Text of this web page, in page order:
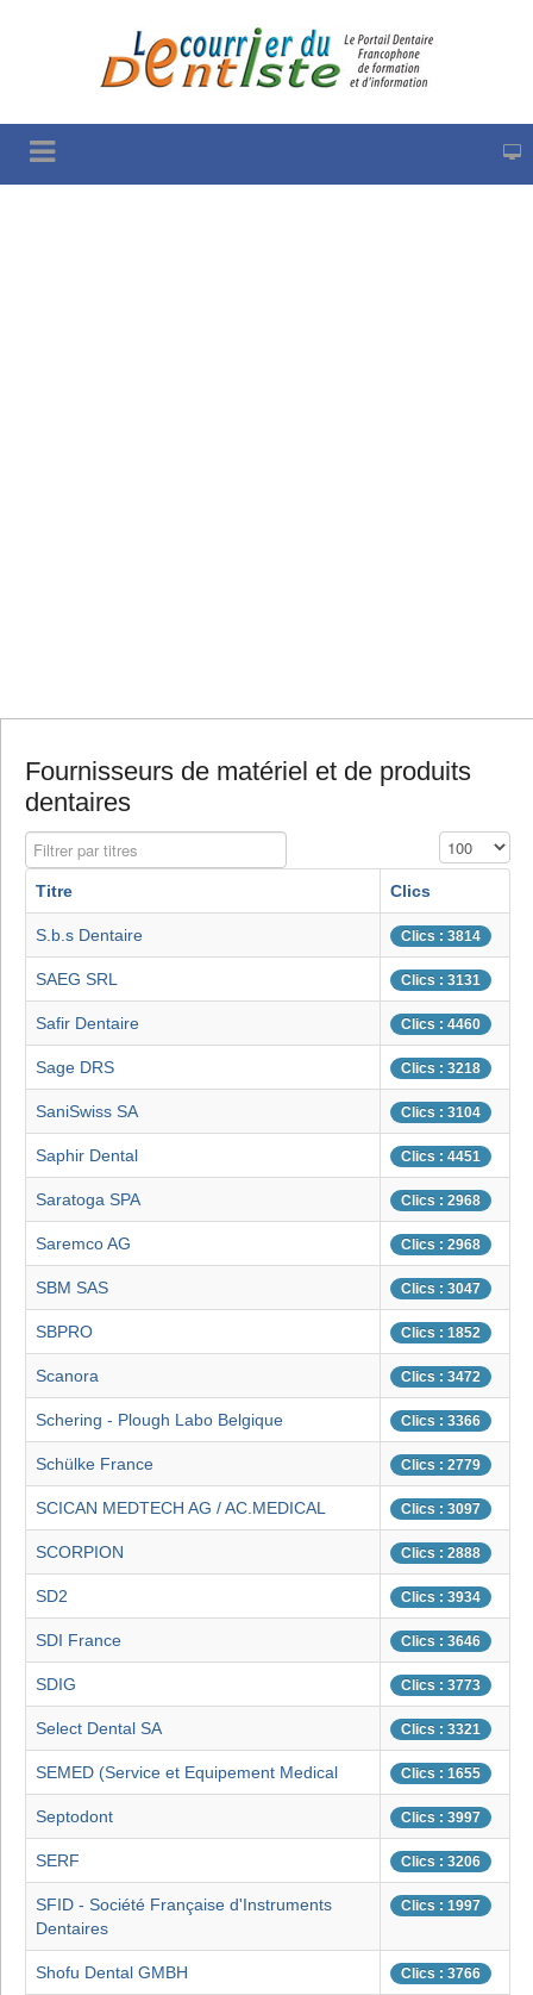
Fournisseurs de matériel et de produits
dentaires
Filtrer par titres Affichage #
Titre Clics
S.b.s Dentaire Clics : 3814
SAEG SRL Clics : 3131
Safir Dentaire Clics : 4460
Sage DRS Clics : 3218
SaniSwiss SA Clics : 3104
Saphir Dental Clics : 4451
Saratoga SPA Clics : 2968
Saremco AG Clics : 2968
SBM SAS Clics : 3047
SBPRO Clics : 1852
Scanora Clics : 3472
Schering - Plough Labo Belgique Clics : 3366
Schülke France Clics : 2779
SCICAN MEDTECH AG / AC.MEDICAL Clics : 3097
SCORPION Clics : 2888
SD2 Clics : 3934
SDI France Clics : 3646
SDIG Clics : 3773
Select Dental SA Clics : 3321
SEMED (Service et Equipement Medical Clics : 1655
Septodont Clics : 3997
SERF Clics : 3206
SFID - Société Française d'Instruments
Dentaires
Clics : 1997
Shofu Dental GMBH Clics : 3766